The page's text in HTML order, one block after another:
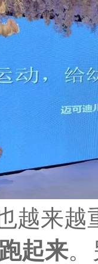
越来越
起来。